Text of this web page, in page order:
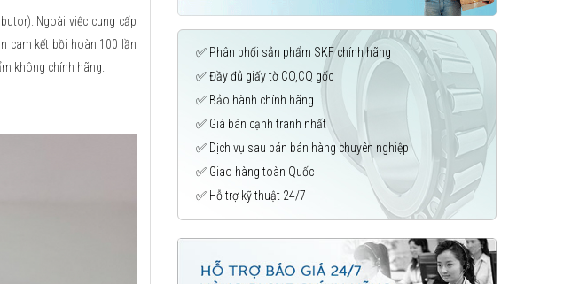
Ngoài việc cung cấp
cam kết bồi hoàn 100 lần
không chính hãng.
✅ Phân phối sản phẩm SKF chính hãng
✅ Đầy đủ giấy tờ CO,CQ gốc
✅ Bảo hành chính hãng
✅ Giá bán cạnh tranh nhất
✅ Dịch vụ sau bán bán hàng chuyên nghiệp
✅ Giao hàng toàn Quốc
✅ Hỗ trợ kỹ thuật 24/7